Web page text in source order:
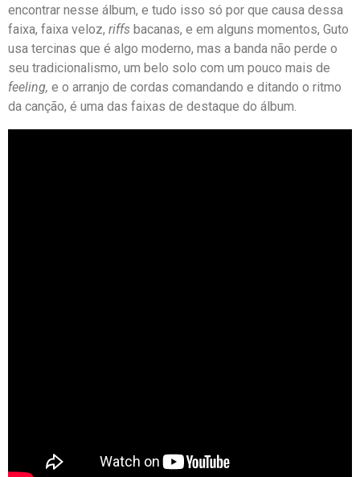
encontrar nesse álbum, e tudo isso só por que causa dessa
faixa, faixa veloz, riffs bacanas, e em alguns momentos, Guto
usa tercinas que é algo moderno, mas a banda não perde o
seu tradicionalismo, um belo solo com um pouco mais de
feeling, e o arranjo de cordas comandando e ditando o ritmo
da canção, é uma das faixas de destaque do álbum.